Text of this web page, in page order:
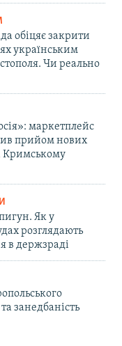
обіцяє закрити
українським
Чи реально
маркетплейс
прийом нових
Кримському
Як у
розглядають
в держзраді
занедбаність